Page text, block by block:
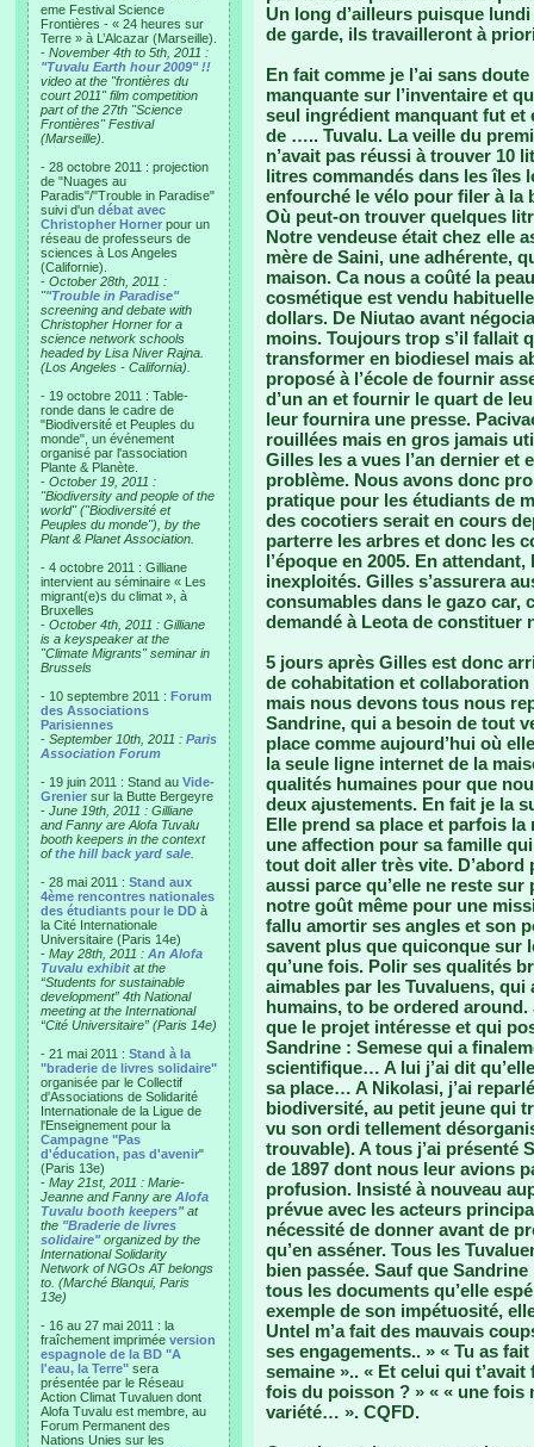
eme Festival Science
Frontières - « 24 heures sur
Terre » à L’Alcazar (Marseille).
- November 4th to 5th, 2011 :
"Tuvalu Earth hour 2009" !!
video at the "frontières du
court 2011" film competition
part of the 27th "Science
Frontières" Festival
(Marseille).
- 28 octobre 2011 : projection
de "Nuages au
Paradis"/"Trouble in Paradise"
suivi d'un débat avec
Christopher Horner pour un
réseau de professeurs de
sciences à Los Angeles
(Californie).
- October 28th, 2011 :
""Trouble in Paradise"
screening and debate with
Christopher Horner for a
science network schools
headed by Lisa Niver Rajna.
(Los Angeles - California).
- 19 octobre 2011 : Table-
ronde dans le cadre de
"Biodiversité et Peuples du
monde", un événement
organisé par l'association
Plante & Planète.
- October 19, 2011 :
"Biodiversity and people of the
world" ("Biodiversité et
Peuples du monde"), by the
Plant & Planet Association.
- 4 octobre 2011 : Gilliane
intervient au séminaire « Les
migrant(e)s du climat », à
Bruxelles
- October 4th, 2011 : Gilliane
is a keyspeaker at the
"Climate Migrants" seminar in
Brussels
- 10 septembre 2011 : Forum
des Associations
Parisiennes
- September 10th, 2011 : Paris
Association Forum
- 19 juin 2011 : Stand au Vide-
Grenier sur la Butte Bergeyre
- June 19th, 2011 : Gilliane
and Fanny are Alofa Tuvalu
booth keepers in the context
ofthe hill back yard sale
- 28 mai 2011 : Stand aux
4ème rencontres nationales
des étudiants pour le DD à
la Cité Internationale
Universitaire (Paris 14e)
- May 28th, 2011 : An Alofa
Tuvalu exhibit at the
“Students for sustainable
development” 4th National
meeting at the International
“Cité Universitaire” (Paris 14e)
- 21 mai 2011 : Stand à la
"braderie de livres solidaire"
organisée par le Collectif
d'Associations de Solidarité
Internationale de la Ligue de
l'Enseignement pour la
Campagne "Pas
d'éducation, pas d'avenir"
(Paris 13e)
- May 21st, 2011 : Marie-
Jeanne and Fanny are Alofa
Tuvalu booth keepers"at
the "Braderie de livres
solidaire"organized by the
International Solidarity
Network of NGOs AT belongs
to. (Marché Blanqui, Paris
13e)
- 16 au 27 mai 2011 : la
fraîchement imprimée version
espagnole de la BD "A
l'eau, la Terre" sera
présentée par le Réseau
Action Climat Tuvaluen dont
Alofa Tuvalu est membre, au
Forum Permanent des
Nations Unies sur les
Un long d’ailleurs puisque
de garde, ils travailleront à
En fait comme je l’ai sans
manquante sur l’inventaire et
seul ingrédient manquant fut et
de ….. Tuvalu. La veille du
n’avait pas réussi à trouver 10
litres commandés dans les îles
enfourché le vélo pour filer à la
Où peut-on trouver quelques
Notre vendeuse était chez elle
mère de Saini, une adhérente,
maison. Ca nous a coûté la
cosmétique est vendu
dollars. De Niutao avant
moins. Toujours trop s’il fallait
transformer en biodiesel mais
proposé à l’école de fournir
d’un an et fournir le quart de
leur fournira une presse.
rouillées mais en gros jamais
Gilles les a vues l’an dernier et
problème. Nous avons donc
pratique pour les étudiants de
des cocotiers serait en cours
parterre les arbres et donc les
l’époque en 2005. En
inexploités. Gilles s’assurera
consumables dans le gazo car,
demandé à Leota de constituer
5 jours après Gilles est donc
de cohabitation et
mais nous devons tous nous
Sandrine, qui a besoin de tout
place comme aujourd’hui où
la seule ligne internet de la
qualités humaines pour que
deux ajustements. En fait je la
Elle prend sa place et parfois la
une affection pour sa famille
tout doit aller très vite. D’abord
aussi parce qu’elle ne reste
notre goût même pour une
fallu amortir ses angles et son
savent plus que quiconque sur
qu’une fois. Polir ses qualités
aimables par les Tuvaluens,
humains, to be ordered
que le projet intéresse et qui
Sandrine : Semese qui a
scientifique… A lui j’ai dit
sa place… A Nikolasi, j’ai
biodiversité, au petit jeune qui
vu son ordi tellement
trouvable). A tous j’ai présenté
de 1897 dont nous leur avions
profusion. Insisté à nouveau
prévue avec les acteurs
nécessité de donner avant de
qu’en asséner. Tous les
bien passée. Sauf que
tous les documents qu’elle
exemple de son impétuosité,
Untel m’a fait des mauvais
ses engagements.. » « Tu as
semaine ».. « Et celui qui
fois du poisson ? » « « une fois
variété… ». CQFD.